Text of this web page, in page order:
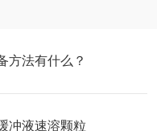
方法有什么？
冲液速溶颗粒